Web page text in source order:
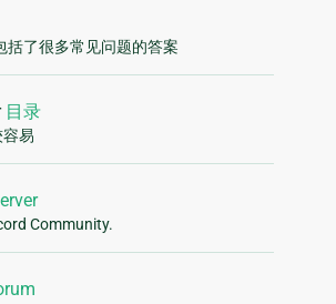
括了很多常见问题的答案
目录
易
Community.